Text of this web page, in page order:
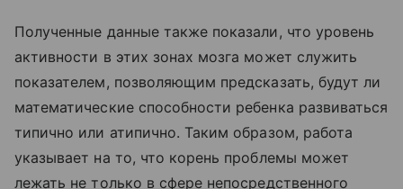
Полученные данные также показали, что уровень
активности в этих зонах мозга может служить
показателем, позволяющим предсказать, будут ли
математические способности ребенка развиваться
типично или атипично. Таким образом, работа
указывает на то, что корень проблемы может
лежать не только в сфере непосредственного